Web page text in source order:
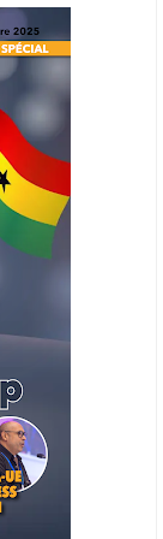
la priorité aux
énergétique.
opérant dans
d’offres
est en phase
ou début
le secteur de
avoir
plus importante
l'opération a
de
l'Europe.
tour de table,
le communiqué